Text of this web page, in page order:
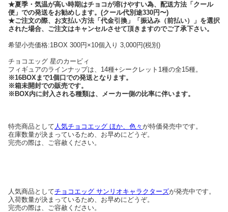
★夏季・気温が高い時期はチョコが溶けやすい為、配送方法「クール
便」での発送をお勧めします。(クール代別途330円〜)
★ご注文の際、お支払い方法「代金引換」「振込み（前払い）」を選択
された場合、ご注文はキャンセルさせて頂きますのでご了承下さい。
希望小売価格:1BOX 300円×10個入り 3,000円(税別)
チョコエッグ 星のカービィ
フィギュアのラインナップは、14種+シークレット1種の全15種。
※16BOXまで1個口での発送となります。
※箱未開封での販売です。
※BOX内に封入される種類は、メーカー側の比率に伴います。
特売商品として 人気チョコエッグ ほか、色々 が特価発売中です。
在庫数量が決まっているため、お早めにどうぞ。
完売の際は、ご容赦ください。
人気商品としてチョコエッグ サンリオキャラクターズが発売中です。
入荷数量が決まっているため、お早めにどうぞ。
完売の際は、ご容赦ください。